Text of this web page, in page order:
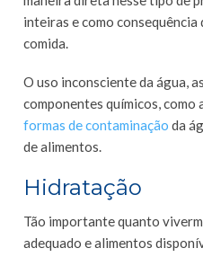
inteiras e como
comida.
O uso inconsciente da água,
componentes químicos,
formas de contaminação da
de alimentos.
Hidratação
Tão importante quanto
adequado e alimentos